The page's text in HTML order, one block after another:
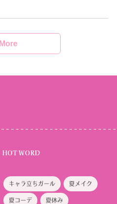
More
HOT WORD
キャラ立ちガール 夏メイク
夏コーデ 夏休み